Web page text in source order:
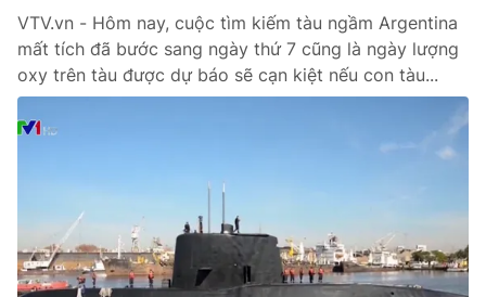
VTV.vn - Hôm nay, cuộc tìm kiếm tàu ngầm Argentina
mất tích đã bước sang ngày thứ 7 cũng là ngày lượng
oxy trên tàu được dự báo sẽ cạn kiệt nếu con tàu...